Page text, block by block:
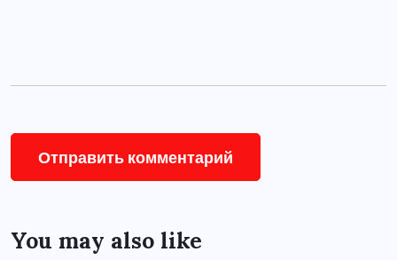
You may also like